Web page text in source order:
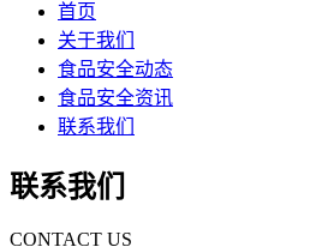
首页
关于我们
食品安全动态
食品安全资讯
联系我们
联系我们
CONTACT US